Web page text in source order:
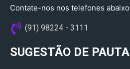
Contate-nos nos telefones abaixo
(91) 98224 - 3111
SUGESTÃO DE PAUTA